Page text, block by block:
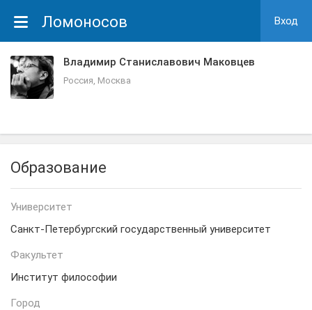
Ломоносов Вход
Владимир Станиславович Маковцев
Россия, Москва
Образование
Университет
Санкт-Петербургский государственный университет
Факультет
Институт философии
Город